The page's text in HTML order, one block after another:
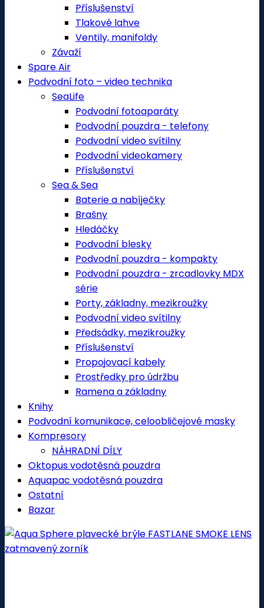
Příslušenství
Tlakové lahve
Ventily, manifoldy
Závaží
Spare Air
Podvodní foto – video technika
SeaLife
Podvodní fotoaparáty
Podvodní pouzdra - telefony
Podvodní video svítilny
Podvodní videokamery
Příslušenství
Sea & Sea
Baterie a nabíječky
Brašny
Hledáčky
Podvodní blesky
Podvodní pouzdra - kompakty
Podvodní pouzdra - zrcadlovky MDX
série
Porty, základny, mezikroužky
Podvodní video svítilny
Předsádky, mezikroužky
Příslušenství
Propojovací kabely
Prostředky pro údržbu
Ramena a základny
Knihy
Podvodní komunikace, celoobličejové masky
Kompresory
NÁHRADNÍ DÍLY
Oktopus vodotěsná pouzdra
Aquapac vodotěsná pouzdra
Ostatní
Bazar